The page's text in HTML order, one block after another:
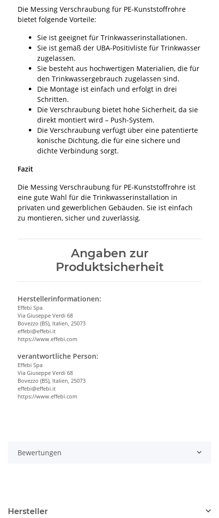
Die Messing Verschraubung für PE-Kunststoffrohre
bietet folgende Vorteile:
Sie ist geeignet für Trinkwasserinstallationen.
Sie ist gemäß der UBA-Positivliste für Trinkwasser
zugelassen.
Sie besteht aus hochwertigen Materialien, die für
den Trinkwassergebrauch zugelassen sind.
Die Montage ist einfach und erfolgt in drei
Schritten.
Die Verschraubung bietet hohe Sicherheit, da sie
direkt montiert wird – Push-System.
Die Verschraubung verfügt über eine patentierte
konische Dichtung, die für eine sichere und
dichte Verbindung sorgt.
Fazit
Die Messing Verschraubung für PE-Kunststoffrohre ist
eine gute Wahl für die Trinkwasserinstallation in
privaten und gewerblichen Gebäuden. Sie ist einfach
zu montieren, sicher und zuverlässig.
Angaben zur
Produktsicherheit
Herstellerinformationen:
Effebi Spa
Via Giuseppe Verdi 68
Bovezzo (BS), Italien, 25073
effebi@effebi.it
https://www.effebi.com
verantwortliche Person:
Effebi Spa
Via Giuseppe Verdi 68
Bovezzo (BS), Italien, 25073
effebi@effebi.it
https://www.effebi.com
Bewertungen
Hersteller